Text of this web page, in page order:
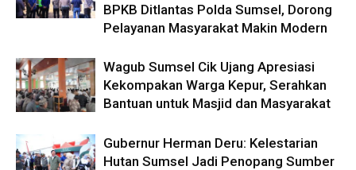
BPKB Ditlantas Polda Sumsel, Dorong
Pelayanan Masyarakat Makin Modern
Wagub Sumsel Cik Ujang Apresiasi
Kekompakan Warga Kepur, Serahkan
Bantuan untuk Masjid dan Masyarakat
Gubernur Herman Deru: Kelestarian
Hutan Sumsel Jadi Penopang Sumber